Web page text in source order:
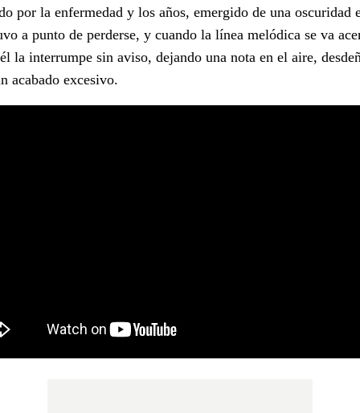
por la enfermedad y los años, emergido de una oscuridad
a punto de perderse, y cuando la línea melódica se va
la interrumpe sin aviso, dejando una nota en el aire,
acabado excesivo.